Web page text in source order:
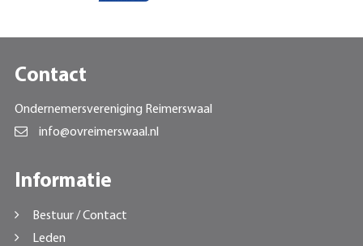
Contact
Ondernemersvereniging Reimerswaal
info@ovreimerswaal.nl
Informatie
Bestuur / Contact
Leden